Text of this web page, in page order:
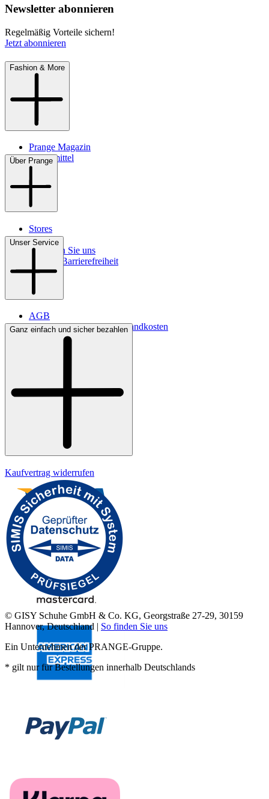
Newsletter abonnieren
Regelmäßig Vorteile sichern!
Jetzt abonnieren
Fashion & More
Prange Magazin
Pflegemittel
Über Prange
Stores
Kontakt
So finden Sie uns
Digitale Barrierefreiheit
Unser Service
AGB
Lieferbedingungen & Versandkosten
Bezahlung
Ganz einfach und sicher bezahlen
Kaufvertrag widerrufen
© GISY Schuhe GmbH & Co. KG, Georgstraße 27-29, 30159
Hannover, Deutschland | So finden Sie uns
Ein Unternehmen der PRANGE-Gruppe.
* gilt nur für Bestellungen innerhalb Deutschlands